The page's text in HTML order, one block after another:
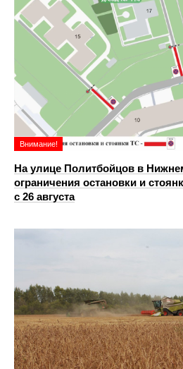
Внимание!
На улице Политбойцов в
ограничения остановки и
с 26 августа